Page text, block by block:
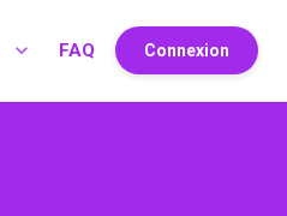
FAQ Connexion